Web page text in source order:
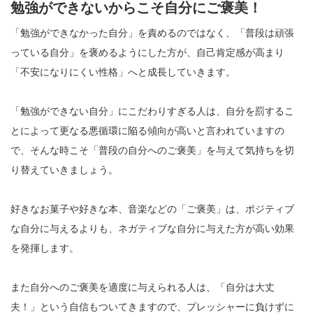
勉強ができないからこそ自分にご褒美！
「勉強ができなかった自分」を責めるのではなく、「普段は頑張
っている自分」を褒めるようにした方が、自己肯定感が高まり
「不安になりにくい性格」へと成長していきます。
「勉強ができない自分」にこだわりすぎる人は、自分を罰するこ
とによって更なる悪循環に陥る傾向が高いと言われていますの
で、そんな時こそ「普段の自分へのご褒美」を与えて気持ちを切
り替えていきましょう。
好きなお菓子や好きな本、音楽などの「ご褒美」は、ポジティブ
な自分に与えるよりも、ネガティブな自分に与えた方が高い効果
を発揮します。
また自分へのご褒美を適度に与えられる人は、「自分は大丈
夫！」という自信もついてきますので、プレッシャーに負けずに